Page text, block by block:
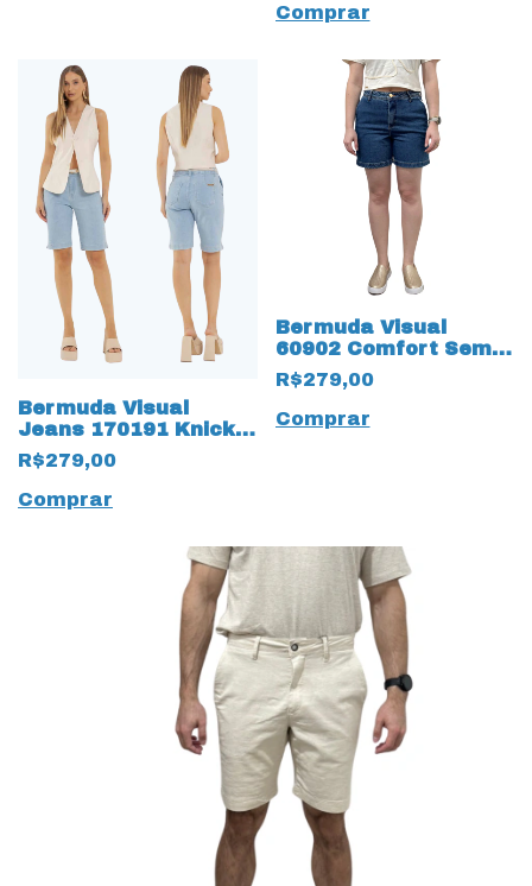
Comprar
Bermuda Visual
Jeans 170191 Knicker
Feminina Jeans Claro
R$279,00
Comprar
Bermuda Visual
60902 Comfort Sem
cinto
R$279,00
Comprar